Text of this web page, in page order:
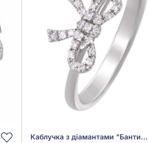
Каблучка з діамантами "Бантик" з білого золота 750°, Діамант 0,07ct, арт. 3-39378